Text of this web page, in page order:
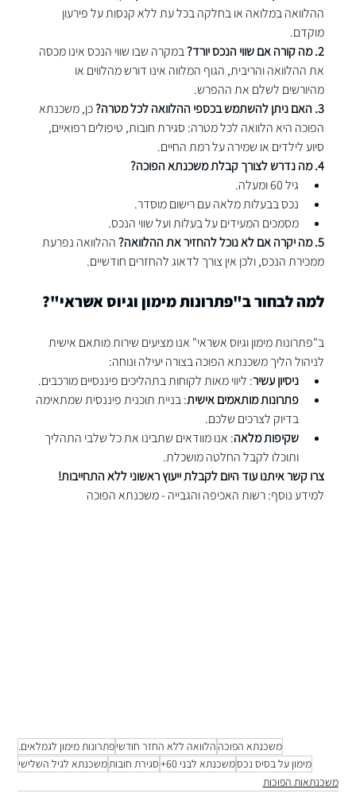
ההלוואה במלואה או בחלקה בכל עת ללא קנסות על פירעון
מוקדם.
2. מה קורה אם שווי הנכס יורד?
במקרה שבו שווי הנכס אינו מכסה
את ההלוואה והריבית, הגוף המלווה אינו דורש מהלווים או
מהיורשים לשלם את ההפרש.
3. האם ניתן להשתמש בכספי ההלוואה לכל מטרה?
כן, משכנתא
הפוכה היא הלוואה לכל מטרה: סגירת חובות, טיפולים רפואיים,
סיוע לילדים או שמירה על רמת החיים.
4. מה נדרש לצורך קבלת משכנתא הפוכה?
גיל 60 ומעלה.
נכס בבעלות מלאה עם רישום מוסדר.
מסמכים המעידים על בעלות ועל שווי הנכס.
5. מה יקרה אם לא נוכל להחזיר את ההלוואה?
ההלוואה נפרעת
ממכירת הנכס, ולכן אין צורך לדאוג להחזרים חודשיים.
למה לבחור ב"פתרונות מימון וגיוס אשראי"?
ב"פתרונות מימון וגיוס אשראי" אנו מציעים שירות מותאם אישית
לניהול הליך משכנתא הפוכה בצורה יעילה ונוחה:
ניסיון עשיר: ליווי מאות לקוחות בתהליכים פיננסיים מורכבים.
פתרונות מותאמים אישית: בניית תוכנית פיננסית שמתאימה
בדיוק לצרכים שלכם.
שקיפות מלאה: אנו מוודאים שתבינו את כל שלבי התהליך
ותוכלו לקבל החלטה מושכלת.
צרו קשר איתנו עוד היום לקבלת ייעוץ ראשוני ללא התחייבות!
למידע נוסף: רשות האכיפה והגבייה - משכנתא הפוכה
משכנתא הפוכההלוואה ללא החזר חודשיפתרונות מימון לגמלאים.
מימון על בסיס נכסמשכנתא לבני 60+ סגירת חובותמשכנתא לגיל השלישי
משכנתאות הפוכות